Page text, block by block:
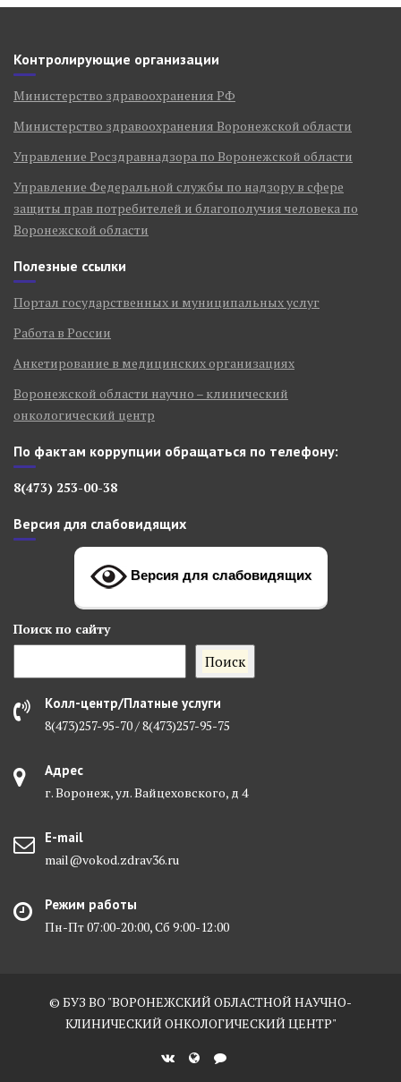
Контролирующие организации
Министерство здравоохранения РФ
Министерство здравоохранения Воронежской области
Управление Росздравнадзора по Воронежской области
Управление Федеральной службы по надзору в сфере
защиты прав потребителей и благополучия человека по
Воронежской области
Полезные ссылки
Портал государственных и муниципальных услуг
Работа в России
Анкетирование в медицинских организациях
Воронежской области научно – клинический
онкологический центр
По фактам коррупции обращаться по телефону:
8(473) 253-00-38
Версия для слабовидящих
Версия для слабовидящих
Поиск по сайту
Поиск
Колл-центр/Платные услуги
8(473)257-95-70 / 8(473)257-95-75
Адрес
г. Воронеж, ул. Вайцеховского, д 4
E-mail
mail@vokod.zdrav36.ru
Режим работы
Пн-Пт 07:00-20:00, Сб 9:00-12:00
© БУЗ ВО "ВОРОНЕЖСКИЙ ОБЛАСТНОЙ НАУЧНО-
КЛИНИЧЕСКИЙ ОНКОЛОГИЧЕСКИЙ ЦЕНТР"